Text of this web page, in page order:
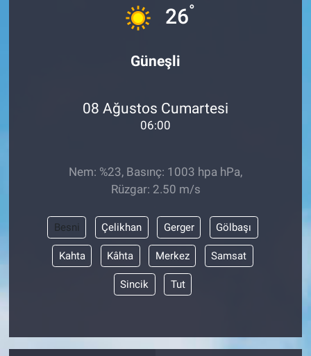
26°
Güneşli
08 Ağustos Cumartesi
06:00
Nem: %23, Basınç: 1003 hpa hPa,
Rüzgar: 2.50 m/s
Besni Çelikhan Gerger Gölbaşı
Kahta Kâhta Merkez Samsat
Sincik Tut